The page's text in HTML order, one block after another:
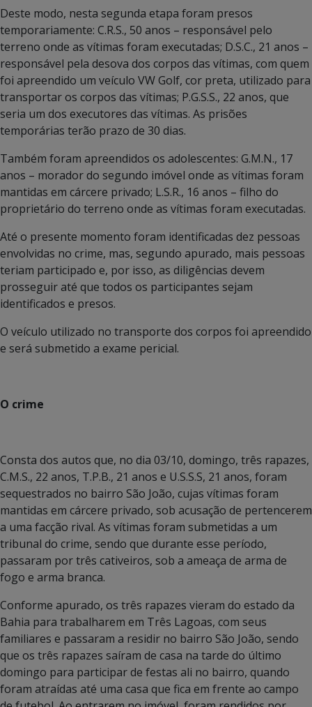
Deste modo, nesta segunda etapa foram presos
temporariamente: C.R.S., 50 anos – responsável pelo
terreno onde as vítimas foram executadas; D.S.C., 21 anos –
responsável pela desova dos corpos das vítimas, com quem
foi apreendido um veículo VW Golf, cor preta, utilizado para
transportar os corpos das vítimas; P.G.S.S., 22 anos, que
seria um dos executores das vítimas. As prisões
temporárias terão prazo de 30 dias.
Também foram apreendidos os adolescentes: G.M.N., 17
anos – morador do segundo imóvel onde as vítimas foram
mantidas em cárcere privado; L.S.R., 16 anos – filho do
proprietário do terreno onde as vítimas foram executadas.
Até o presente momento foram identificadas dez pessoas
envolvidas no crime, mas, segundo apurado, mais pessoas
teriam participado e, por isso, as diligências devem
prosseguir até que todos os participantes sejam
identificados e presos.
O veículo utilizado no transporte dos corpos foi apreendido
e será submetido a exame pericial.
O crime
Consta dos autos que, no dia 03/10, domingo, três rapazes,
C.M.S., 22 anos, T.P.B., 21 anos e U.S.S.S, 21 anos, foram
sequestrados no bairro São João, cujas vítimas foram
mantidas em cárcere privado, sob acusação de pertencerem
a uma facção rival. As vítimas foram submetidas a um
tribunal do crime, sendo que durante esse período,
passaram por três cativeiros, sob a ameaça de arma de
fogo e arma branca.
Conforme apurado, os três rapazes vieram do estado da
Bahia para trabalharem em Três Lagoas, com seus
familiares e passaram a residir no bairro São João, sendo
que os três rapazes saíram de casa na tarde do último
domingo para participar de festas ali no bairro, quando
foram atraídas até uma casa que fica em frente ao campo